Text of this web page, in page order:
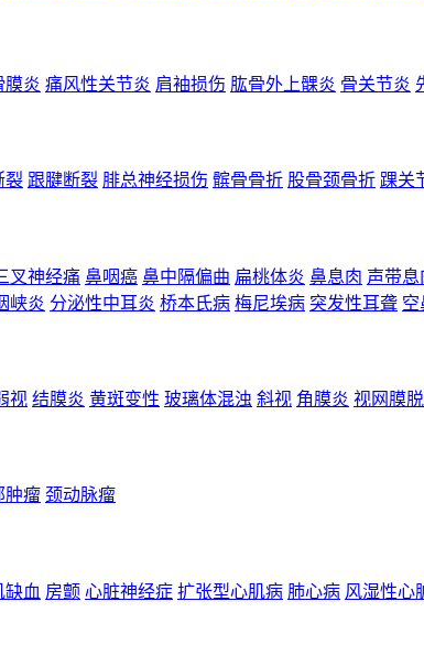
膜炎 痛风性关节炎 肩袖损伤 肱骨外上髁炎 骨关节炎
裂 跟腱断裂 腓总神经损伤 髌骨骨折 股骨颈骨折 踝关
叉神经痛 鼻咽癌 鼻中隔偏曲 扁桃体炎 鼻息肉 声带息
峡炎 分泌性中耳炎 桥本氏病 梅尼埃病 突发性耳聋 空
视 结膜炎 黄斑变性 玻璃体混浊 斜视 角膜炎 视网膜
肿瘤 颈动脉瘤
缺血 房颤 心脏神经症 扩张型心肌病 肺心病 风湿性心